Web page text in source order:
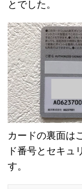
とでした。
カードの裏面は
ド番号とセキュ
す。